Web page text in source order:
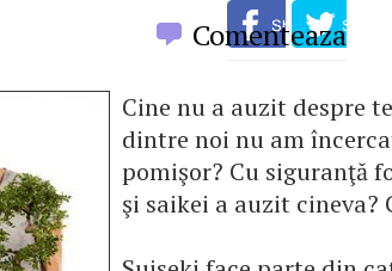
Comenteaza
Cine nu a auzit despre
dintre noi nu am
pomişor? Cu siguranţă
şi saikei a auzit